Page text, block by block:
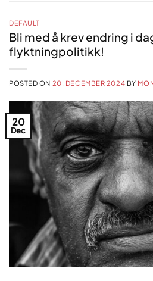
DEFAULT
Bli med å krev endring i
flyktningpolitikk!
POSTED ON 20. DECEMBER 2024 BY
20
Dec